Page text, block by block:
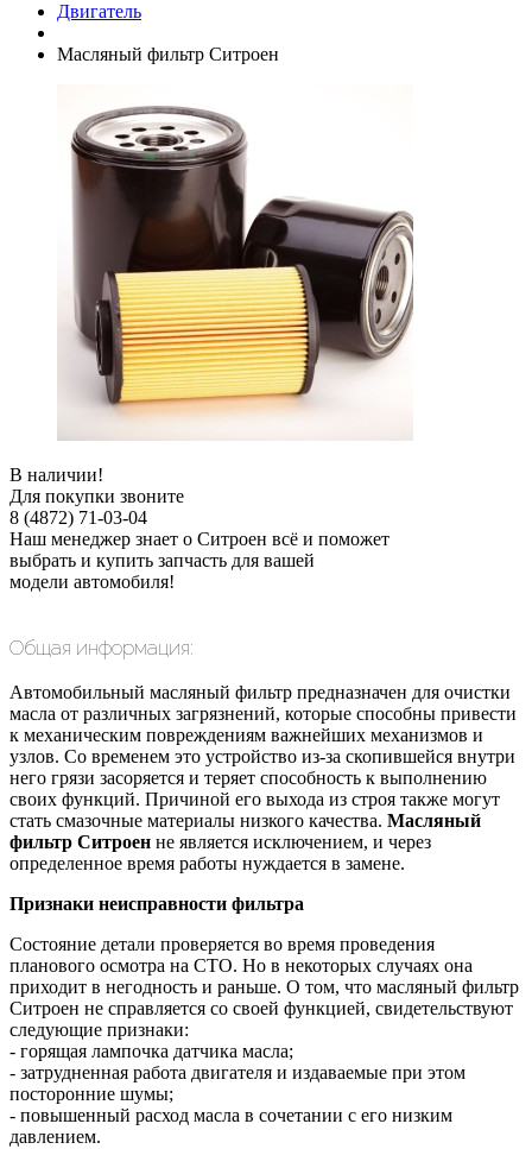
Двигатель
Масляный фильтр Ситроен
В наличии!
Для покупки звоните
8 (4872) 71-03-04
Наш менеджер знает о Ситроен всё и поможет
выбрать и купить запчасть для вашей
модели автомобиля!
Общая информация:
Автомобильный масляный фильтр предназначен для очистки
масла от различных загрязнений, которые способны привести
к механическим повреждениям важнейших механизмов и
узлов. Со временем это устройство из-за скопившейся внутри
него грязи засоряется и теряет способность к выполнению
своих функций. Причиной его выхода из строя также могут
стать смазочные материалы низкого качества. Масляный
фильтр Ситроен не является исключением, и через
определенное время работы нуждается в замене.
Признаки неисправности фильтра
Состояние детали проверяется во время проведения
планового осмотра на СТО. Но в некоторых случаях она
приходит в негодность и раньше. О том, что масляный фильтр
Ситроен не справляется со своей функцией, свидетельствуют
следующие признаки:
- горящая лампочка датчика масла;
- затрудненная работа двигателя и издаваемые при этом
посторонние шумы;
- повышенный расход масла в сочетании с его низким
давлением.